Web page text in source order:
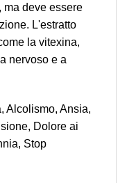
ma deve essere
L'estratto
la vitexina,
nervoso e a
Alcolismo, Ansia,
Dolore ai
Stop